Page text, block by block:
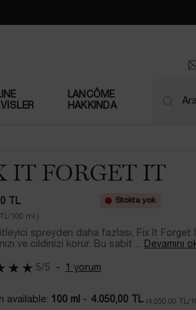
LANCÔME
HAKKINDA
IT FORGET IT
TL
100 ml.)
Stokta yok
spreyden daha fazlası, Fix It Forget
ve cildinizi korur. Bu sabit ... Devamını
5/5 1 yorum
available: 100 ml - 4.050,00 TL (4.050,00 TL/